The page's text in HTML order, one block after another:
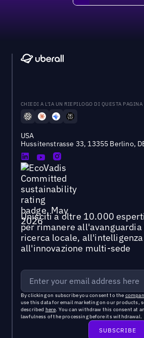
CHIEDI A L'IA UN RIEPILOGO DI QUESTA PAGINA
USA
Hussitenstrasse 33, 13355 Berlino,
Unisciti a oltre 10.000
per rimanere
ricerca locale,
all'innovazione multi-sede
By clicking on subscribe you consent to the
use this data for email marketing on our products,
described here. You can withdraw this consent at
lawfulness of the processing before its withdrawal.